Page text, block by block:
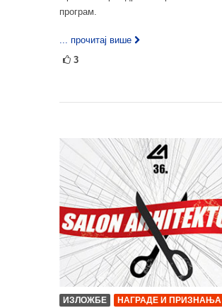
програм.
... прочитај више
3
ИЗЛОЖБЕ НАГРАДЕ И ПРИЗНАЊА